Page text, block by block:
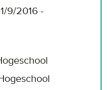
9/2016 -